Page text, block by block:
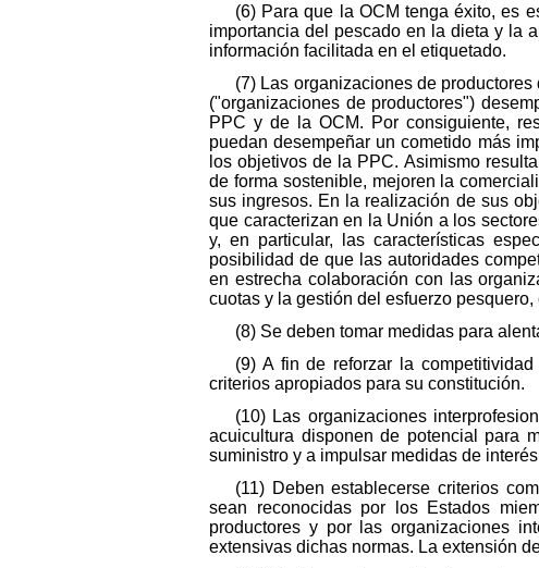
(6) Para que la OCM tenga éxito, es
importancia del pescado en la dieta y la
información facilitada en el etiquetado.
(7) Las organizaciones de
("organizaciones de productores")
PPC y de la OCM. Por consiguiente,
puedan desempeñar un cometido más
los objetivos de la PPC. Asimismo
de forma sostenible, mejoren la
sus ingresos. En la realización de sus
que caracterizan en la Unión a los
y, en particular, las características
posibilidad de que las autoridades
en estrecha colaboración con las
cuotas y la gestión del esfuerzo
(8) Se deben tomar medidas para
(9) A fin de reforzar la
criterios apropiados para su constitución.
(10) Las organizaciones
acuicultura disponen de potencial para
suministro y a impulsar medidas de
(11) Deben establecerse criterios
sean reconocidas por los Estados
productores y por las organizaciones
extensivas dichas normas. La extensión